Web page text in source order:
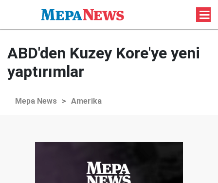
ABD'den Kuzey Kore'ye yeni
yaptırımlar
Mepa News > Amerika